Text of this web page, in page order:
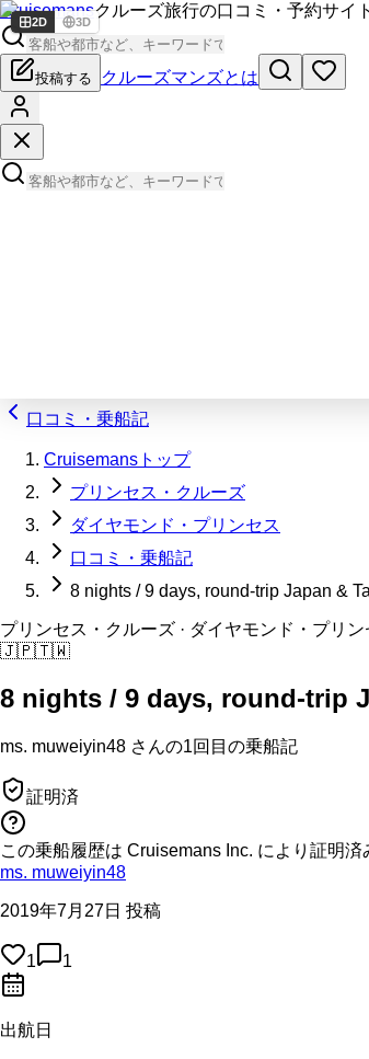
Cruisemansクルーズ旅行の口コミ・予約サイト
投稿する クルーズマンズとは
口コミ・乗船記
Cruisemansトップ
プリンセス・クルーズ
ダイヤモンド・プリンセス
口コミ・乗船記
8 nights / 9 days, round-trip Japan &
プリンセス・クルーズ · ダイヤモンド・プリン
🇯🇵🇹🇼
8 nights / 9 days, round-trip
ms. muweiyin48 さんの1回目の乗船記
証明済
この乗船履歴は Cruisemans Inc. により証明済
ms. muweiyin48
2019年7月27日 投稿
1 1
出航日
2D 3D